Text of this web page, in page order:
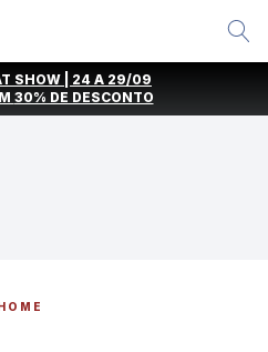
SHOW | 24 A 29/09
30% DE DESCONTO